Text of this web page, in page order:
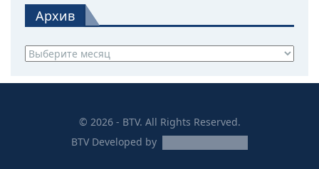
Архив
Архив
© 2026 - BTV. All Rights Reserved.
BTVDeveloped by